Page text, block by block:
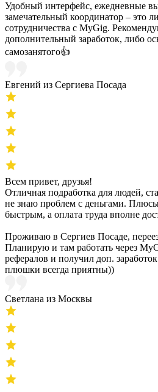
Удобный интерфейс, ежедневные
замечательный координатор – это
сотрудничества с MyGig.
дополнительный заработок, либо
самозанятого👍
Евгений из Сергиева Посада
Всем привет, друзья!
Отличная подработка для людей,
не знаю проблем с деньгами.
быстрым, а оплата труда вполне
Проживаю в Сергиев Посаде,
Планирую и там работать через
рефералов и получил доп.
плюшки всегда приятны))
Светлана из Москвы